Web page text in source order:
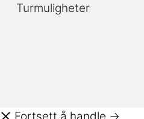
Turmuligheter